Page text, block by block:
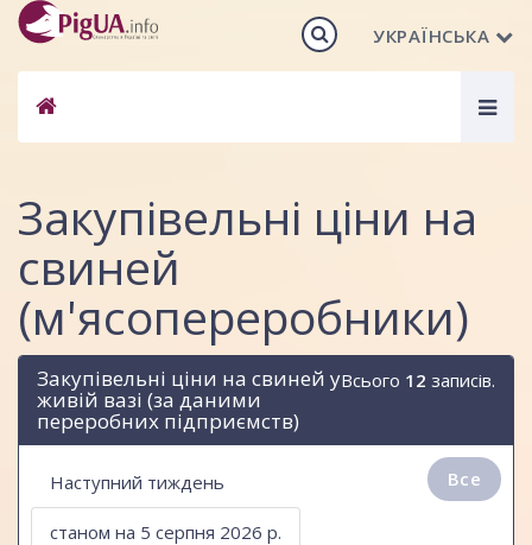
УКРАЇНСЬКА
Закупівельні ціни на
свиней
(м'ясопереробники)
Всього 12 записів.
Закупівельні ціни на свиней у
живій вазі (за даними
переробних підприємств)
Все
Наступний тиждень
станом на 5 серпня 2026 р.